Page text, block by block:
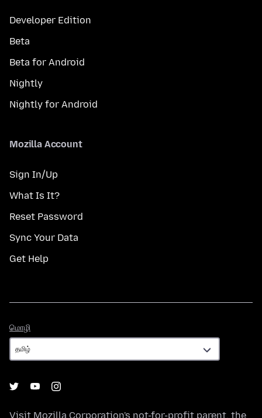
Developer Edition
Beta
Beta for Android
Nightly
Nightly for Android
Mozilla Account
Sign In/Up
What Is It?
Reset Password
Sync Your Data
Get Help
மொழி
Visit Mozilla Corporation's not-for-profit parent, the